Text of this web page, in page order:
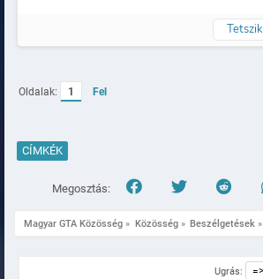
Tetszik
Oldalak: 1
Fel
CÍMKÉK
Megosztás:
Magyar GTA Közösség » Közösség » Beszélgetések »
Ugrás: